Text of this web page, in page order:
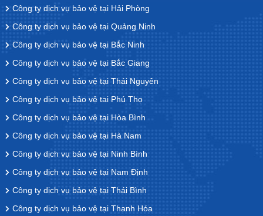
Công ty dịch vụ bảo vệ tại Hải Phòng
Công ty dịch vụ bảo vệ tại Quảng Ninh
Công ty dịch vụ bảo vệ tại Bắc Ninh
Công ty dịch vụ bảo vệ tại Bắc Giang
Công ty dịch vụ bảo vệ tại Thái Nguyên
Công ty dịch vụ bảo vệ tai Phú Thọ
Công ty dịch vụ bảo vệ tại Hòa Bình
Công ty dịch vụ bảo vệ tại Hà Nam
Công ty dịch vụ bảo vệ tại Ninh Bình
Công ty dịch vụ bảo vệ tại Nam Định
Công ty dịch vụ bảo vệ tại Thái Bình
Công ty dịch vụ bảo vệ tại Thanh Hóa